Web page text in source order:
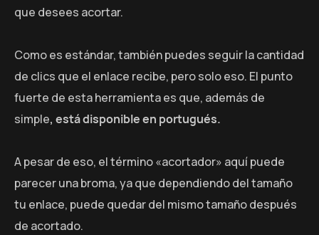
que desees acortar.
Como es estándar, también puedes seguir la cantidad
de clics que el enlace recibe, pero solo eso. El punto
fuerte de esta herramienta es que, además de
simple, está disponible en portugués.
A pesar de eso, el término «acortador» aquí puede
parecer una broma, ya que dependiendo del tamaño
tu enlace, puede quedar del mismo tamaño después
de acortado.